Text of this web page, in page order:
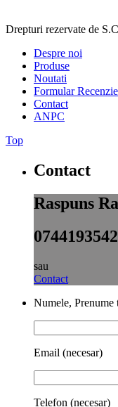
Drepturi rezervate de
Despre noi
Produse
Noutati
Formular Recenzie
Contact
ANPC
Top
Contact
Raspuns
0744193542
sau
Contact
Numele, Prenume
Email (necesar)
Telefon (necesar)